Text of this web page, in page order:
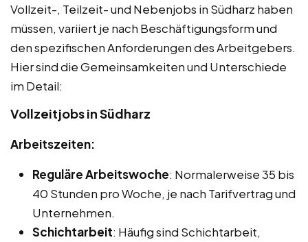
Vollzeit-, Teilzeit- und Nebenjobs in Südharz haben
müssen, variiert je nach Beschäftigungsform und
den spezifischen Anforderungen des Arbeitgebers.
Hier sind die Gemeinsamkeiten und Unterschiede
im Detail:
Vollzeitjobs in Südharz
Arbeitszeiten:
Reguläre Arbeitswoche: Normalerweise 35 bis
40 Stunden pro Woche, je nach Tarifvertrag und
Unternehmen.
Schichtarbeit: Häufig sind Schichtarbeit,